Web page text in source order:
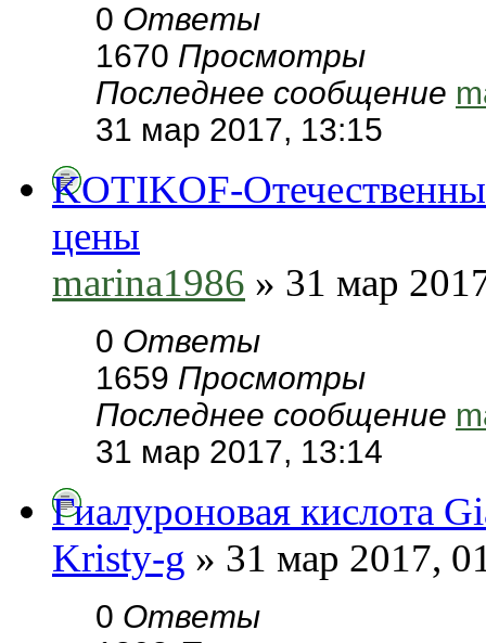
0 Ответы
1670 Просмотры
Последнее сообщение
31 мар 2017, 13:15
KOTIKOF-
цены
marina1986 » 31 мар
0 Ответы
1659 Просмотры
Последнее сообщение
31 мар 2017, 13:14
Гиалуроновая кислота
Kristy-g » 31 мар 2017,
0 Ответы